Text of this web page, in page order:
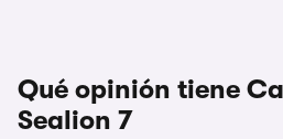
Qué opinión tiene
Sealion 7